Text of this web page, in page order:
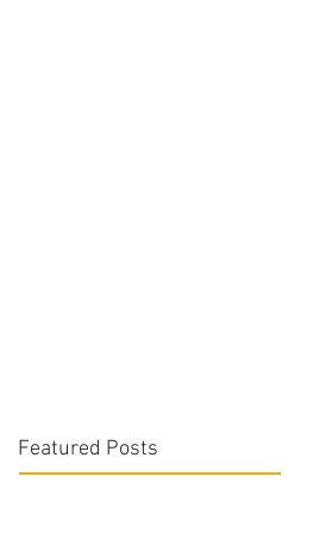
Featured Posts